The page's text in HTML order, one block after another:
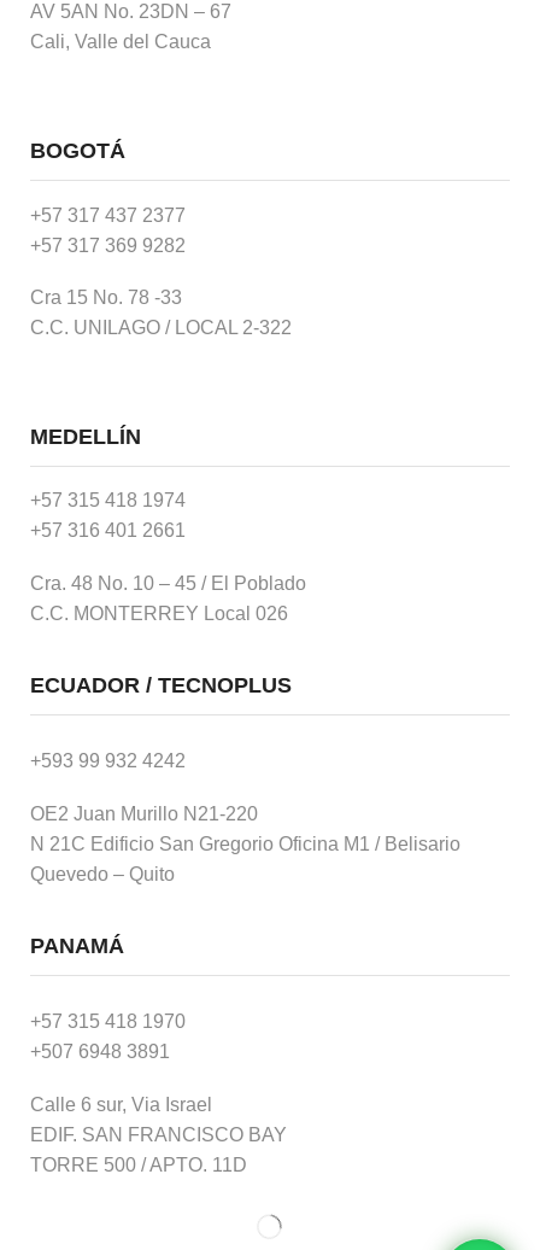
AV 5AN No. 23DN – 67
Cali, Valle del Cauca
BOGOTÁ
+57 317 437 2377
+57 317 369 9282
Cra 15 No. 78 -33
C.C. UNILAGO / LOCAL 2-322
MEDELLÍN
+57 315 418 1974
+57 316 401 2661
Cra. 48 No. 10 – 45 / El Poblado
C.C. MONTERREY Local 026
ECUADOR / TECNOPLUS
+593 99 932 4242
OE2 Juan Murillo N21-220
N 21C Edificio San Gregorio Oficina M1 / Belisario
Quevedo – Quito
PANAMÁ
+57 315 418 1970
+507 6948 3891
Calle 6 sur, Via Israel
EDIF. SAN FRANCISCO BAY
TORRE 500 / APTO. 11D